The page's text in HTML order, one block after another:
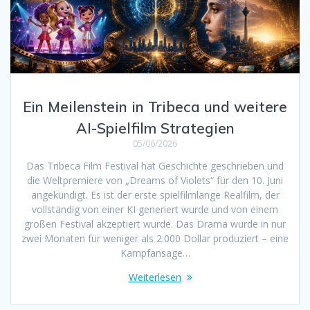
Ein Meilenstein in Tribeca und weitere
AI-Spielfilm Strategien
05/06/2026
Das Tribeca Film Festival hat Geschichte geschrieben und
die Weltpremiere von „Dreams of Violets“ für den 10. Juni
angekündigt. Es ist der erste spielfilmlange Realfilm, der
vollständig von einer KI generiert wurde und von einem
großen Festival akzeptiert wurde. Das Drama wurde in nur
zwei Monaten für weniger als 2.000 Dollar produziert – eine
Kampfansage…
Weiterlesen